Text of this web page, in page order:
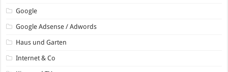
Google
Google Adsense / Adwords
Haus und Garten
Internet & Co